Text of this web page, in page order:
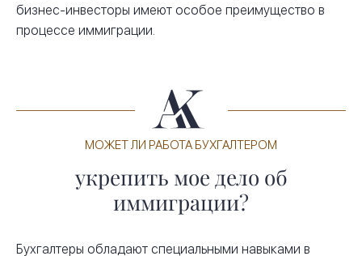
бизнес-инвесторы имеют особое преимущество в
процессе иммиграции.
МОЖЕТ ЛИ РАБОТА БУХГАЛТЕРОМ
укрепить мое дело об
иммиграции?
Бухгалтеры обладают специальными навыками в